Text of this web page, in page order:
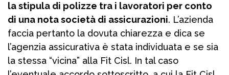
la stipula di polizze tra i lavoratori per conto
di una nota società di assicurazioni. L’azienda
faccia pertanto la dovuta chiarezza e dica se
l’agenzia assicurativa è stata individuata e se sia
la stessa “vicina” alla Fit Cisl. In tal caso